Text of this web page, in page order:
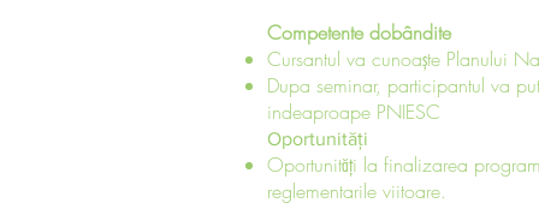
Competente dobândite
Cursantul va cunoaște Planului
Dupa seminar, participantul va
indeaproape PNIESC
Oportunități
Oportunități la finalizarea
reglementarile viitoare.